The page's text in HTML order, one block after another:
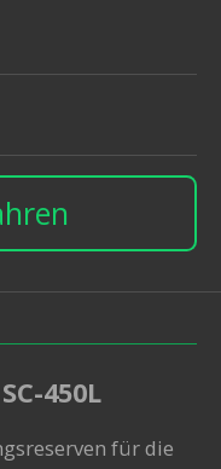
450L
für die